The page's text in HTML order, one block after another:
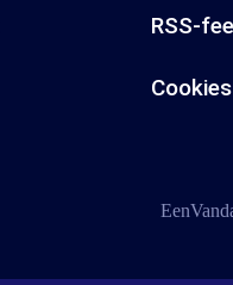
RSS-
Cookies